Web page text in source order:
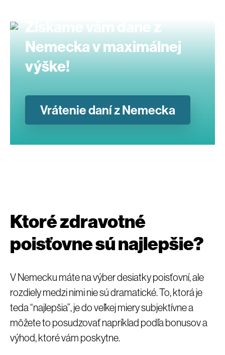
Získame vám dane z
Nemecka v maximálnej
výške!
Vrátenie daní z Nemecka
Ktoré zdravotné
poisťovne sú najlepšie?
V Nemecku máte na výber desiatky poisťovní, ale
rozdiely medzi nimi nie sú dramatické. To, ktorá je
teda “najlepšia”, je do veľkej miery subjektívne a
môžete to posudzovať napríklad podľa bonusov a
výhod, ktoré vám poskytne.